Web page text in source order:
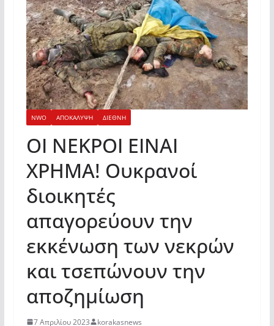
NWO ΑΠΟΚΑΛΥΨΗ ΔΙΕΘΝΗ
ΟΙ ΝΕΚΡΟΙ ΕΙΝΑΙ
ΧΡΗΜΑ! Ουκρανοί
διοικητές
απαγορεύουν την
εκκένωση των νεκρών
και τσεπώνουν την
αποζημίωση
7 Απριλίου 2023 korakasnews